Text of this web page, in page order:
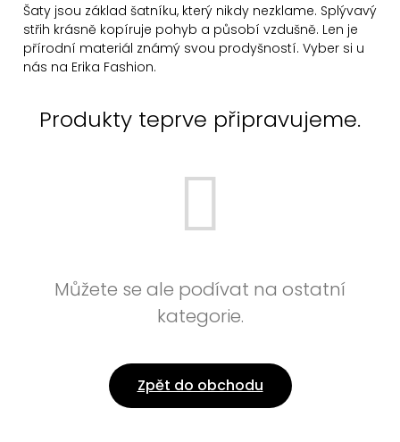
Šaty jsou základ šatníku, který nikdy nezklame. Splývavý
střih krásně kopíruje pohyb a působí vzdušně. Len je
přírodní materiál známý svou prodyšností. Vyber si u
nás na Erika Fashion.
Produkty teprve připravujeme.
Můžete se ale podívat na ostatní
kategorie.
Zpět do obchodu